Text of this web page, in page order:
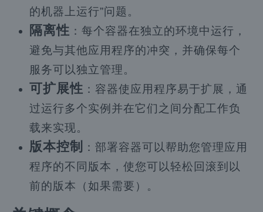
的机器上运行”问题。
隔离性 ：每个容器在独立的环境中运行，
避免与其他应用程序的冲突，并确保每个
服务可以独立管理。
可扩展性 ：容器使应用程序易于扩展，通
过运行多个实例并在它们之间分配工作负
载来实现。
版本控制
：部署容器可以帮助您管理应用
程序的不同版本，使您可以轻松回滚到以
前的版本（如果需要）。